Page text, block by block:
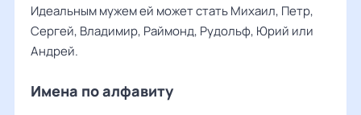
Идеальным мужем ей может стать Михаил, Петр,
Сергей, Владимир, Раймонд, Рудольф, Юрий или
Андрей.
Имена по алфавиту